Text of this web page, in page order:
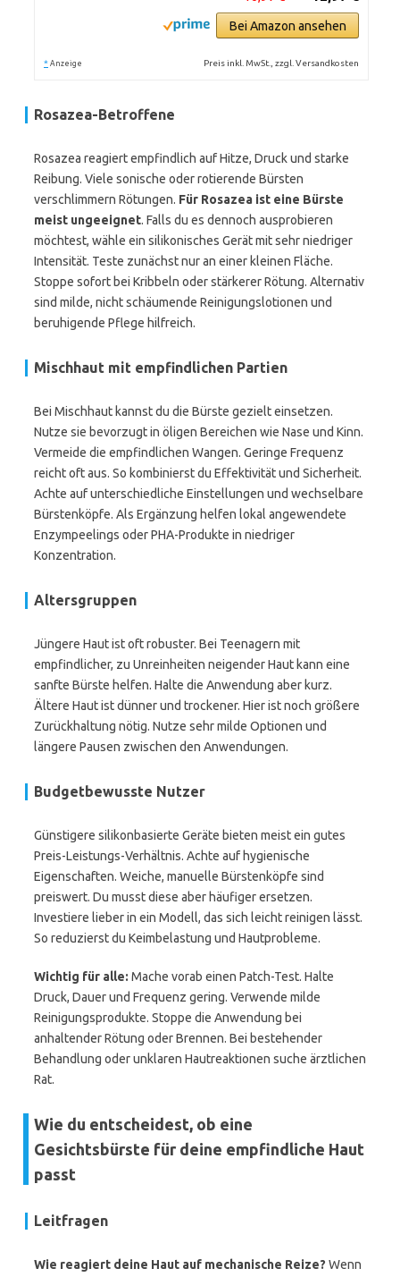
Bei Amazon ansehen
* Anzeige Preis inkl. MwSt., zzgl. Versandkosten
Rosazea-Betroffene
Rosazea reagiert empfindlich auf Hitze, Druck und starke
Reibung. Viele sonische oder rotierende Bürsten
verschlimmern Rötungen. Für Rosazea ist eine Bürste
meist ungeeignet. Falls du es dennoch ausprobieren
möchtest, wähle ein silikonisches Gerät mit sehr niedriger
Intensität. Teste zunächst nur an einer kleinen Fläche.
Stoppe sofort bei Kribbeln oder stärkerer Rötung. Alternativ
sind milde, nicht schäumende Reinigungslotionen und
beruhigende Pflege hilfreich.
Mischhaut mit empfindlichen Partien
Bei Mischhaut kannst du die Bürste gezielt einsetzen.
Nutze sie bevorzugt in öligen Bereichen wie Nase und Kinn.
Vermeide die empfindlichen Wangen. Geringe Frequenz
reicht oft aus. So kombinierst du Effektivität und Sicherheit.
Achte auf unterschiedliche Einstellungen und wechselbare
Bürstenköpfe. Als Ergänzung helfen lokal angewendete
Enzympeelings oder PHA-Produkte in niedriger
Konzentration.
Altersgruppen
Jüngere Haut ist oft robuster. Bei Teenagern mit
empfindlicher, zu Unreinheiten neigender Haut kann eine
sanfte Bürste helfen. Halte die Anwendung aber kurz.
Ältere Haut ist dünner und trockener. Hier ist noch größere
Zurückhaltung nötig. Nutze sehr milde Optionen und
längere Pausen zwischen den Anwendungen.
Budgetbewusste Nutzer
Günstigere silikonbasierte Geräte bieten meist ein gutes
Preis-Leistungs-Verhältnis. Achte auf hygienische
Eigenschaften. Weiche, manuelle Bürstenköpfe sind
preiswert. Du musst diese aber häufiger ersetzen.
Investiere lieber in ein Modell, das sich leicht reinigen lässt.
So reduzierst du Keimbelastung und Hautprobleme.
Wichtig für alle: Mache vorab einen Patch-Test. Halte
Druck, Dauer und Frequenz gering. Verwende milde
Reinigungsprodukte. Stoppe die Anwendung bei
anhaltender Rötung oder Brennen. Bei bestehender
Behandlung oder unklaren Hautreaktionen suche ärztlichen
Rat.
Wie du entscheidest, ob eine
Gesichtsbürste für deine empfindliche Haut
passt
Leitfragen
Wie reagiert deine Haut auf mechanische Reize? Wenn